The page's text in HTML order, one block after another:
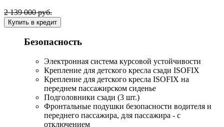
2 139 000 руб.
Купить в кредит
Безопасность
Электронная система курсовой устойчивости
Крепление для детского кресла сзади ISOFIX
Крепление для детского кресла ISOFIX на
переднем пассажирском сиденье
Подголовники сзади (3 шт.)
Фронтальные подушки безопасности водителя и
переднего пассажира, для пассажира - с
отключением